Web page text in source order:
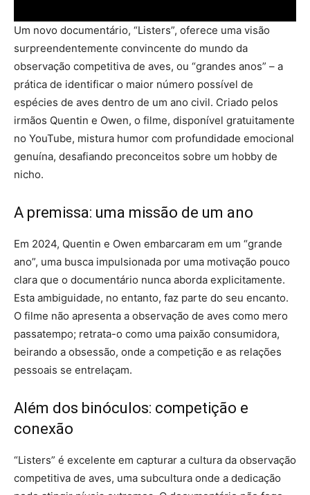
Um novo documentário, “Listers”, oferece uma visão
surpreendentemente convincente do mundo da
observação competitiva de aves, ou “grandes anos” – a
prática de identificar o maior número possível de
espécies de aves dentro de um ano civil. Criado pelos
irmãos Quentin e Owen, o filme, disponível gratuitamente
no YouTube, mistura humor com profundidade emocional
genuína, desafiando preconceitos sobre um hobby de
nicho.
A premissa: uma missão de um ano
Em 2024, Quentin e Owen embarcaram em um “grande
ano”, uma busca impulsionada por uma motivação pouco
clara que o documentário nunca aborda explicitamente.
Esta ambiguidade, no entanto, faz parte do seu encanto.
O filme não apresenta a observação de aves como mero
passatempo; retrata-o como uma paixão consumidora,
beirando a obsessão, onde a competição e as relações
pessoais se entrelaçam.
Além dos binóculos: competição e
conexão
“Listers” é excelente em capturar a cultura da observação
competitiva de aves, uma subcultura onde a dedicação